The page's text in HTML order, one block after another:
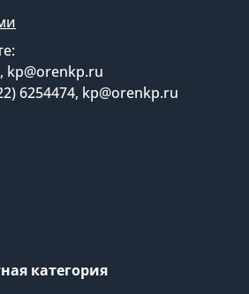
kp@orenkp.ru
6254474, kp@orenkp.ru
категория